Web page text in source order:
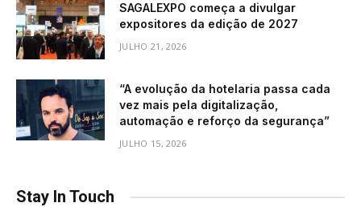
SAGALEXPO começa a divulgar
expositores da edição de 2027
JULHO 21, 2026
“A evolução da hotelaria passa cada
vez mais pela digitalização,
automação e reforço da segurança”
JULHO 15, 2026
Stay In Touch